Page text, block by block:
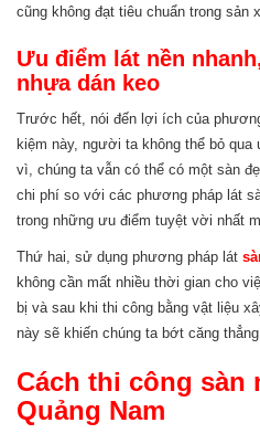
cũng không đạt tiêu chuẩn trong sản
Ưu điểm lát nền
nhựa dán keo
Trước hết, nói đến lợi ích của
kiệm này, người ta không thể bỏ
vì, chúng ta vẫn có thể có một sàn
chi phí so với các phương pháp lát
trong những ưu điểm tuyệt vời nhất
Thứ hai, sử dụng phương pháp lát
không cần mất nhiều thời gian cho
bị và sau khi thi công bằng vật liệu
này sẽ khiến chúng ta bớt căng
Cách thi công sàn
Quảng Nam